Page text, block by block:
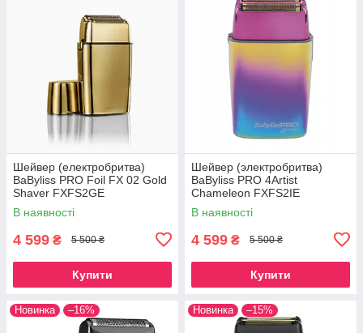
Шейвер (електробритва)
BaByliss PRO Foil FX 02 Gold
Shaver FXFS2GE
В наявності
4 599 ₴ 5 500 ₴
Купити
Шейвер (электробритва)
BaByliss PRO 4Artist
Chameleon FXFS2IE
В наявності
4 599 ₴ 5 500 ₴
Купити
Новинка –16% Новинка –15%